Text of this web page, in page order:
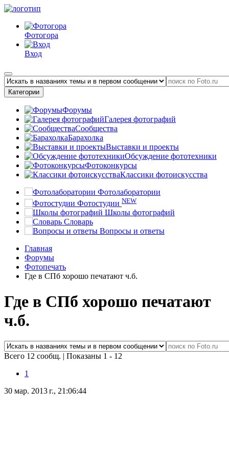
Фотогора
Вход
Категории
Форумы
Галерея фотографий
Сообщества
Барахолка
Выставки и проекты
Обсуждение фототехники
Фотоконкурсы
Классики фотоискусства
Фотолаборатории
Фотостудии NEW
Школы фотографий
Словарь
Вопросы и ответы
Главная
Форумы
Фотопечать
Где в СПб хорошо печатают ч.б.
Где в СПб хорошо печатают
ч.б.
Всего 12 сообщ. | Показаны 1 - 12
1
30 мар. 2013 г., 21:06:44